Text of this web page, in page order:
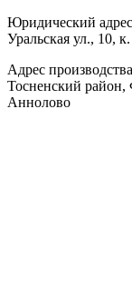
Юридический
Уральская ул., 10,
Адрес
Тосненский район,
Аннолово